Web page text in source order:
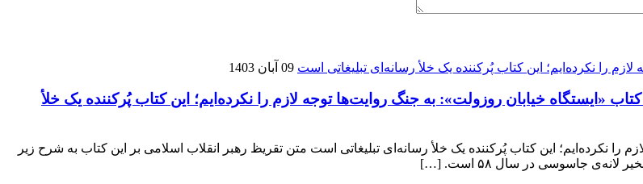
09 آبان 1403
«ایستگاه خیابان روزولت»: به جنگ روایت‌ها توجه لازم را نکرده‌ایم؛ این کتاب پُرکننده‌ یک خلأ
را نکرده‌ایم؛ این کتاب پُرکننده‌ یک خلأ رسانه‌ای تبلیغاتی است متن تقریظ رهبر انقلاب اسلامی بر این کتاب به شرح زیر
جاسوسی در سال ۵۸ است. […]